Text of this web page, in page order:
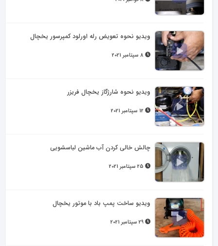
ویدیو نحوه تعویض رله اورلود کمپرسور یخچال
ویدیو نحوه شارژگاز یخچال فریزر
چالش خالی کردن آب ماشین لباسشویی
ویدیو ساخت پمپ باد با موتور یخچال